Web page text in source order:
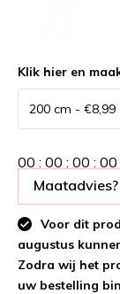
Klik hier en
00 : 00 : 00 : 00
Voor dit
augustus
Zodra wij het
uw bestelling